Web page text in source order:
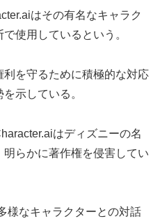
はその有名なキャラク
使用しているという。
を守るために積極的な対応
示している。
はディズニーの名
らかに著作権を侵害してい
様なキャラクターとの対話